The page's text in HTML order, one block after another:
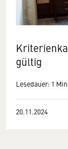
gültig
Lesedauer: 1
20.11.2024